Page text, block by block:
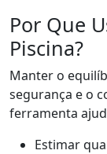
Por Que
Piscina?
Manter o
segurança e o
ferramenta
Estimar